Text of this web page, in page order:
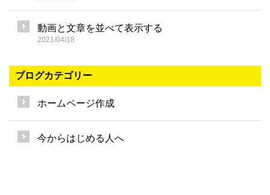
動画と文章を並べて表示する
2021/04/18
ブログカテゴリー
ホームページ作成
今からはじめる人へ